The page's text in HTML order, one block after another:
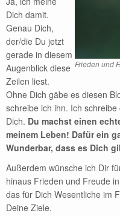
Frieden und
Dich damit.
Genau Dich,
der/die Du jetzt
gerade in diesem
Augenblick diese
Zeilen liest.
Ohne Dich gäbe es diesen
schreibe ich ihn. Ich
Dich. Du machst einen
meinem Leben! Dafür ein
Wunderbar, dass es Dich
Außerdem wünsche ich Dir
hinaus Frieden und Freude
das für Dich Wesentliche im
Deine Ziele.